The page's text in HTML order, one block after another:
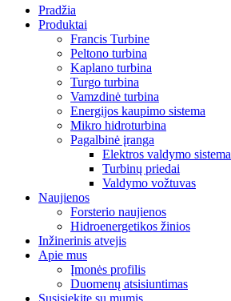
Pradžia
Produktai
Francis Turbine
Peltono turbina
Kaplano turbina
Turgo turbina
Vamzdinė turbina
Energijos kaupimo sistema
Mikro hidroturbina
Pagalbinė įranga
Elektros valdymo sistema
Turbinų priedai
Valdymo vožtuvas
Naujienos
Forsterio naujienos
Hidroenergetikos žinios
Inžinerinis atvejis
Apie mus
Įmonės profilis
Duomenų atsisiuntimas
Susisiekite su mumis